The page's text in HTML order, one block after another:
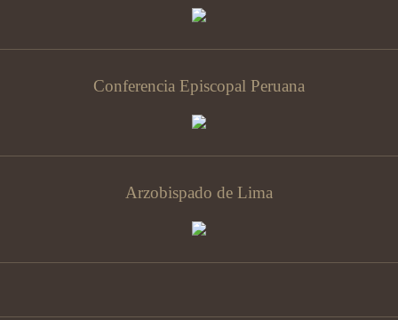
Conferencia Episcopal Peruana
Arzobispado de Lima